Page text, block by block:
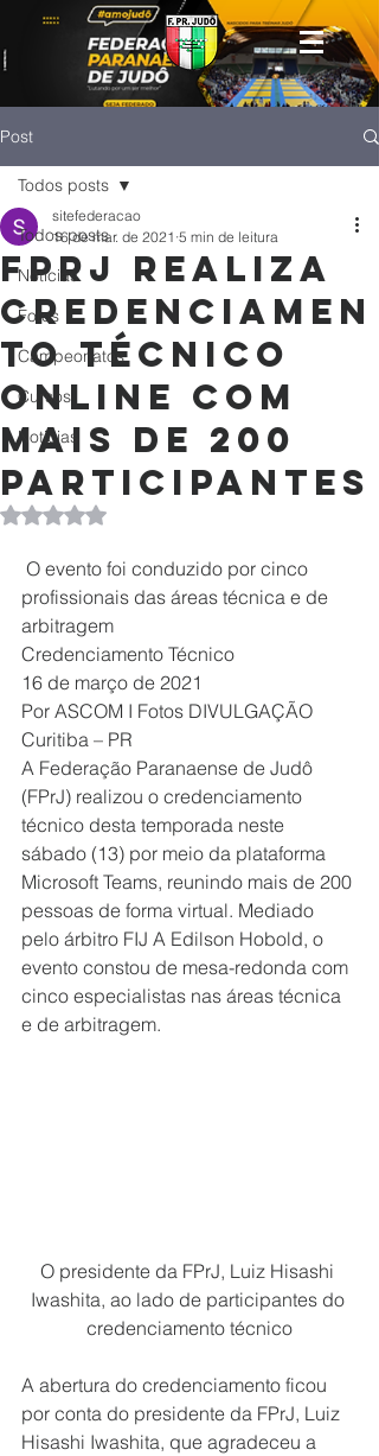
Post
Todos posts
Notícias
Fotos
Campeonatos
Cursos
Noticias
Todos posts
FPrJ realiza
credenciamen
to técnico
online com
mais de 200
participantes
sitefederacao
16 de mar. de 2021 5 min de leitura
Avaliado com NaN de 5 estrelas.
profissionais das áreas técnica e de
arbitragem
Credenciamento Técnico
16 de março de 2021
Por ASCOM I Fotos DIVULGAÇÃO
Curitiba – PR
A Federação Paranaense de Judô
(FPrJ) realizou o credenciamento
técnico desta temporada neste
sábado (13) por meio da plataforma
Microsoft Teams, reunindo mais de 200
pessoas de forma virtual. Mediado
pelo árbitro FIJ A Edilson Hobold, o
evento constou de mesa-redonda com
cinco especialistas nas áreas técnica
e de arbitragem.
O presidente da FPrJ, Luiz Hisashi
Iwashita, ao lado de participantes do
credenciamento técnico
A abertura do credenciamento ficou
por conta do presidente da FPrJ, Luiz
Hisashi Iwashita, que agradeceu a